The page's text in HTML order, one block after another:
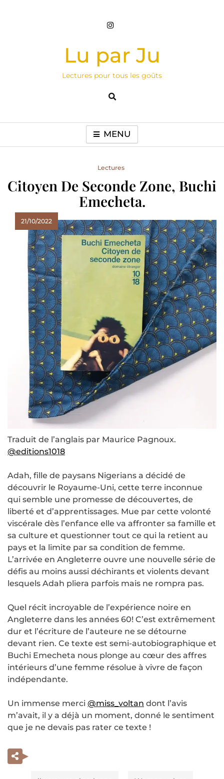
Lu par Ju
Lectures pour tous les goûts
MENU
Lectures
Citoyen De Seconde Zone, Buchi
Emecheta.
21/10/2022
Traduit de l’anglais par Maurice Pagnoux.
@editions1018
Adah, fille de paysans Nigerians a décidé de
découvrir le Royaume-Uni, cette terre inconnue
qui semble une promesse de découvertes, de
liberté et d’apprentissages. Mue par cette volonté
viscérale dès l’enfance elle va affronter sa famille et
sa culture et questionner tout ce qui la retient au
pays et la limite par sa condition de femme.
L’arrivée en Angleterre ouvre une nouvelle série de
défis au moins aussi déchirants et violents devant
lesquels Adah pliera parfois mais ne rompra pas.
Quel récit incroyable de l’expérience noire en
Angleterre dans les années 60! C’est extrêmement
dur et l’écriture de l’auteure ne se détourne
devant rien. Ce texte est semi-autobiographique et
Buchi Emecheta nous plonge au cœur des affres
intérieurs d’une femme résolue à vivre de façon
indépendante.
Un immense merci @miss_voltan dont l’avis
m’avait, il y a déjà un moment, donné le sentiment
que je ne devais pas rater ce texte !